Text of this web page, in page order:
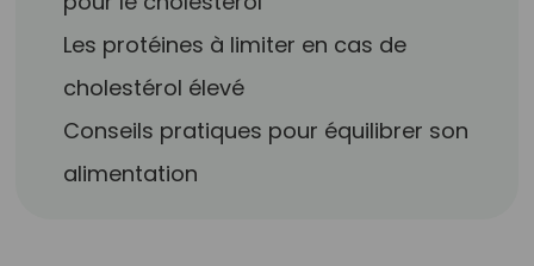
Les protéines à limiter en cas de
cholestérol élevé
Conseils pratiques pour équilibrer son
alimentation